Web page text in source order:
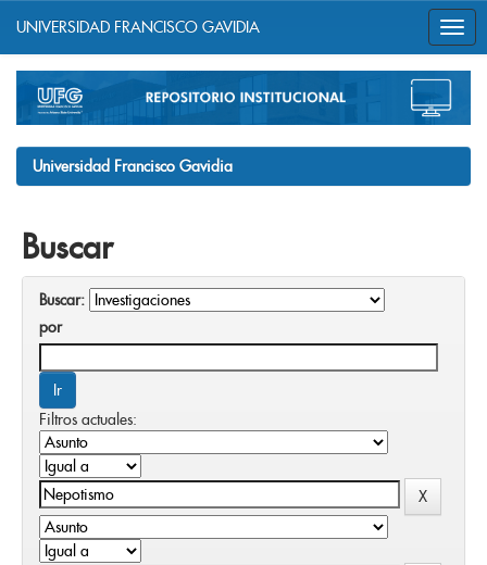
navigation
UNIVERSIDAD FRANCISCO GAVIDIA
Universidad Francisco Gavidia
Buscar
Buscar:
por
Filtros actuales: